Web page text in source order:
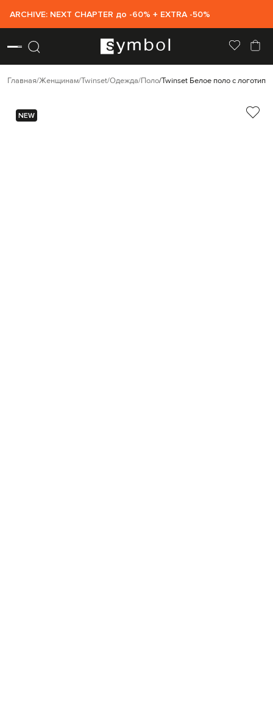
ARCHIVE: NEXT CHAPTER до -60% + EXTRA -50%
Главная Женщинам Twinset Одежда Поло Twinset Белое поло с
NEW